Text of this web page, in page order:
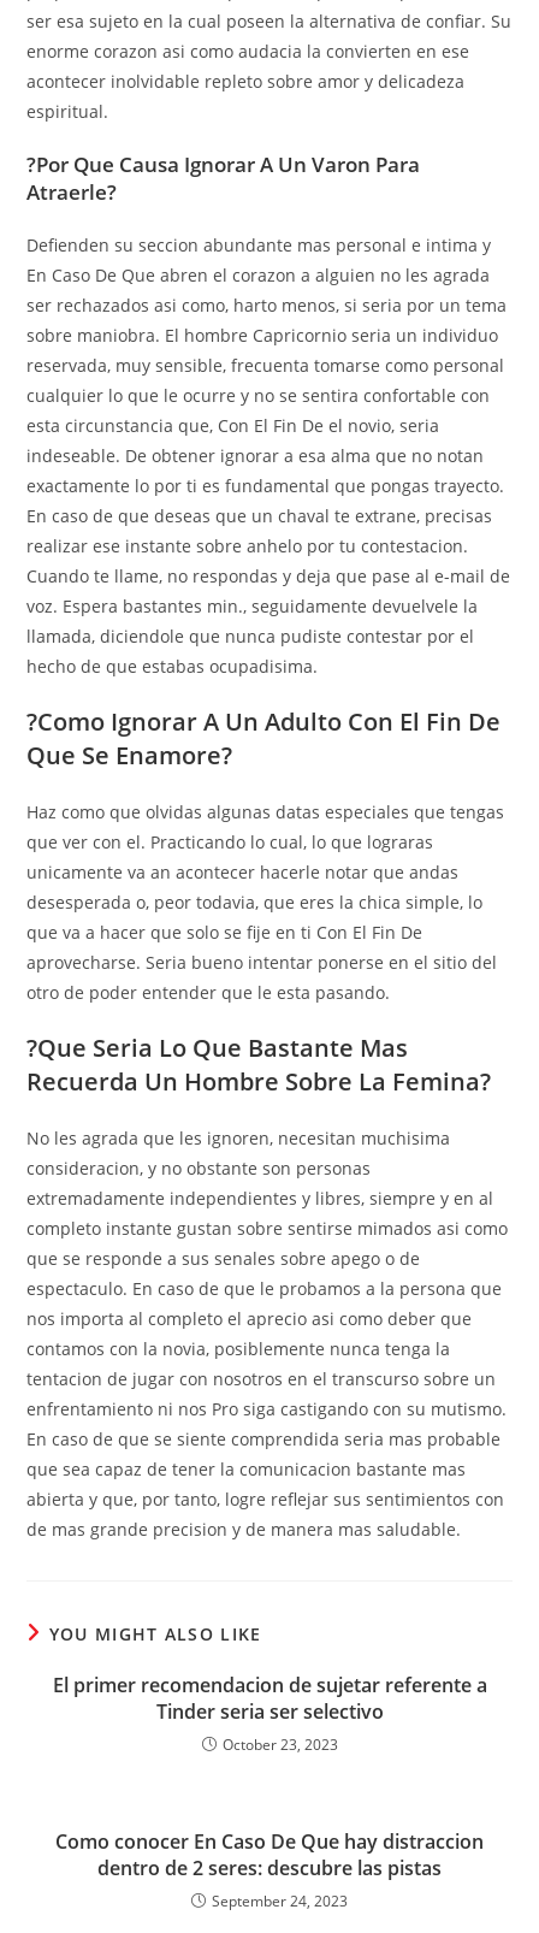
ser esa sujeto en la cual poseen la alternativa de confiar. Su
enorme corazon asi­ como audacia la convierten en ese
acontecer inolvidable repleto sobre amor y delicadeza
espiritual.
?Por Que Causa Ignorar A Un Varon Para
Atraerle?
Defienden su seccion abundante mas personal e intima y
En Caso De Que abren el corazon a alguien no les agrada
ser rechazados asi­ como, harto menos, si seri­a por un tema
sobre maniobra. El hombre Capricornio seri­a un individuo
reservada, muy sensible, frecuenta tomarse como personal
cualquier lo que le ocurre y no se sentira confortable con
esta circunstancia que, Con El Fin De el novio, seri­a
indeseable. De obtener ignorar a esa alma que no notan
exactamente lo por ti es fundamental que pongas trayecto.
En caso de que deseas que un chaval te extrane, precisas
realizar ese instante sobre anhelo por tu contestacion.
Cuando te llame, no respondas y deja que pase al e-mail de
voz. Espera bastantes min., seguidamente devuelvele la
llamada, diciendole que nunca pudiste contestar por el
hecho de que estabas ocupadisima.
?Como Ignorar A Un Adulto Con El Fin De
Que Se Enamore?
Haz como que olvidas algunas datas especiales que tengas
que ver con el. Practicando lo cual, lo que lograras
unicamente va an acontecer hacerle notar que andas
desesperada o, peor todavia, que eres la chica simple, lo
que va a hacer que solo se fije en ti Con El Fin De
aprovecharse. Seri­a bueno intentar ponerse en el sitio del
otro de poder entender que le esta pasando.
?Que Seri­a Lo Que Bastante Mas
Recuerda Un Hombre Sobre La Femina?
No les agrada que les ignoren, necesitan muchisima
consideracion, y no obstante son personas
extremadamente independientes y libres, siempre y en al
completo instante gustan sobre sentirse mimados asi­ como
que se responde a sus senales sobre apego o de
espectaculo. En caso de que le probamos a la persona que
nos importa al completo el aprecio asi­ como deber que
contamos con la novia, posiblemente nunca tenga la
tentacion de jugar con nosotros en el transcurso sobre un
enfrentamiento ni nos Pro siga castigando con su mutismo.
En caso de que se siente comprendida seri­a mas probable
que sea capaz de tener la comunicacion bastante mas
abierta y que, por tanto, logre reflejar sus sentimientos con
de mas grande precision y de manera mas saludable.
YOU MIGHT ALSO LIKE
El primer recomendacion de sujetar referente a
Tinder seri­a ser selectivo
October 23, 2023
Como conocer En Caso De Que hay distraccion
dentro de 2 seres: descubre las pistas
September 24, 2023